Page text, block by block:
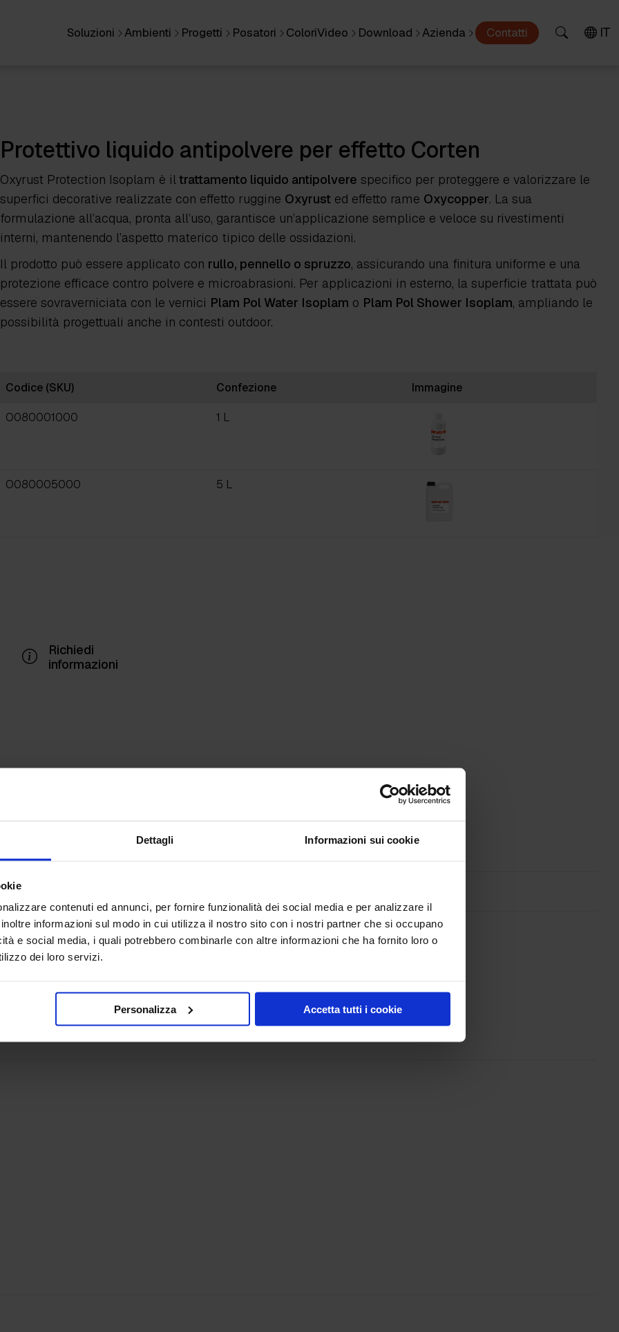
Dettagli Informazioni sui cookie
contenuti ed annunci, per fornire funzionalità dei social media e per analizzare il
informazioni sul modo in cui utilizza il nostro sito con i nostri partner che si occupano
e social media, i quali potrebbero combinarle con altre informazioni che ha fornito loro o
dei loro servizi.
Personalizza Accetta tutti i cookie
Soluzioni Ambienti Progetti Posatori ColoriVideo Download Azienda Contatti IT
Protettivo liquido antipolvere per effetto Corten
Oxyrust Protection Isoplam è iltrattamento liquido antipolvere specifico per proteggere e valorizzare le
superfici decorative realizzate con effetto ruggine Oxyrust ed effetto rame Oxycopper. La sua
formulazione all’acqua, pronta all’uso, garantisce un’applicazione semplice e veloce su rivestimenti
interni, mantenendo l’aspetto materico tipico delle ossidazioni.
Il prodotto può essere applicato con rullo, pennello o spruzzo, assicurando una finitura uniforme e una
protezione efficace contro polvere e microabrasioni. Per applicazioni in esterno, la superficie trattata può
essere sovraverniciata con le vernici Plam Pol Water Isoplam o Plam Pol Shower Isoplam, ampliando le
possibilità progettuali anche in contesti outdoor.
Codice (SKU) Confezione Immagine
O080001000 1 L
O080005000 5 L
Addensante per Plamina
Richiedi
informazioni